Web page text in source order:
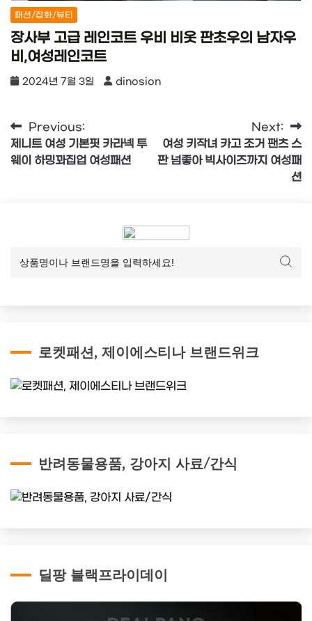
패션/잡화/뷰티
장사부 고급 레인코트 우비 비옷 판초우의 남자우
비,여성레인코트
2024년 7월 3일 dinosion
글
탐
Previous:
제니트 여성 기본핏 카라넥 투
웨이 하밍꽈집업 여성패션
Next:
여성 키작녀 카고 조거 팬츠 스
판 넘좋아 빅사이즈까지 여성패
션
로켓패션, 제이에스티나 브랜드위크
반려동물용품, 강아지 사료/간식
딜팡 블랙프라이데이